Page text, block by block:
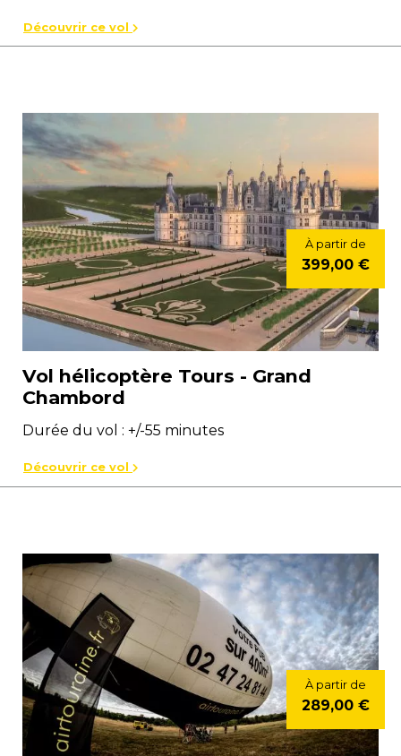
Découvrir ce vol
Vol hélicoptère Tours - Grand
Chambord
Durée du vol : +/-55 minutes
À partir de
399,00 €
Découvrir ce vol
À partir de
289,00 €